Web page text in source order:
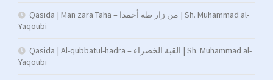
Qasida | Man zara Taha – من زار طه أحمدا | Sh. Muhammad al-
Yaqoubi
Qasida | Al-qubbatul-hadra – القبة الخضراء | Sh. Muhammad al-
Yaqoubi